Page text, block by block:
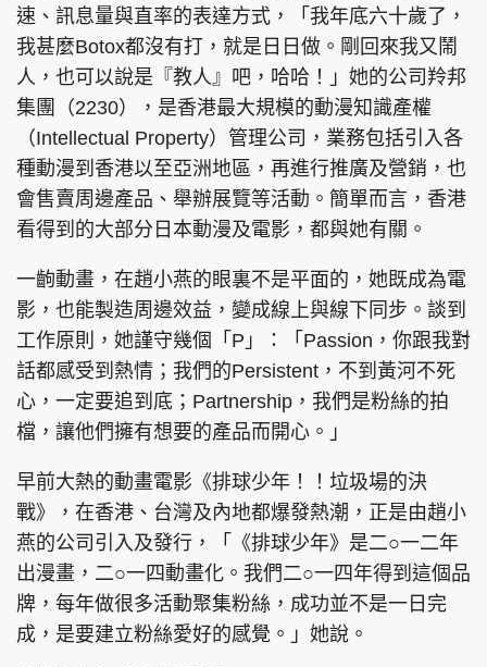
Copyright © 東周網 版權所有 . 不得轉載
©Eastweek.com.hk. All rights reserved.
速、訊息量與直率的表達方式，「我年底六十歲了，
我甚麼Botox都沒有打，就是日日做。剛回來我又鬧
人，也可以說是『教人』吧，哈哈！」她的公司羚邦
集團（2230），是香港最大規模的動漫知識產權
（Intellectual Property）管理公司，業務包括引入各
種動漫到香港以至亞洲地區，再進行推廣及營銷，也
會售賣周邊產品、舉辦展覽等活動。簡單而言，香港
看得到的大部分日本動漫及電影，都與她有關。
一齣動畫，在趙小燕的眼裏不是平面的，她既成為電
影，也能製造周邊效益，變成線上與線下同步。談到
工作原則，她謹守幾個「P」：「Passion，你跟我對
話都感受到熱情；我們的Persistent，不到黃河不死
心，一定要追到底；Partnership，我們是粉絲的拍
檔，讓他們擁有想要的產品而開心。」
早前大熱的動畫電影《排球少年！！垃圾場的決
戰》，在香港、台灣及內地都爆發熱潮，正是由趙小
燕的公司引入及發行，「《排球少年》是二○一二年
出漫畫，二○一四動畫化。我們二○一四年得到這個品
牌，每年做很多活動聚集粉絲，成功並不是一日完
成，是要建立粉絲愛好的感覺。」她說。